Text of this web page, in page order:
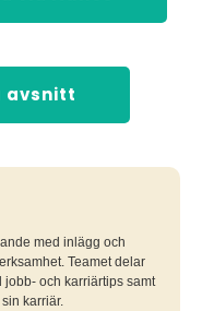
avsnitt
med inlägg och
Teamet delar
jobb- och karriärtips samt
karriär.